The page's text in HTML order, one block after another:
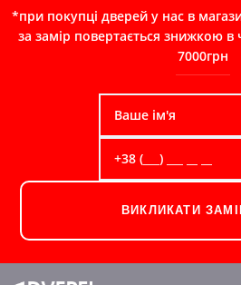
*при покупці дверей у нас в
за замір повертається знижкою в
7000грн
ВИКЛИКАТИ